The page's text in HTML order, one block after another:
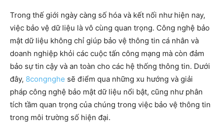
Trong thế giới ngày càng số hóa và kết nối như hiện nay,
việc bảo vệ dữ liệu là vô cùng quan trọng. Công nghệ bảo
mật dữ liệu không chỉ giúp bảo vệ thông tin cá nhân và
doanh nghiệp khỏi các cuộc tấn công mạng mà còn đảm
bảo sự tin cậy và an toàn cho các hệ thống thông tin. Dưới
đây, 8congnghe sẽ điểm qua những xu hướng và giải
pháp công nghệ bảo mật dữ liệu nổi bật, cũng như phân
tích tầm quan trọng của chúng trong việc bảo vệ thông tin
trong môi trường số hiện đại.